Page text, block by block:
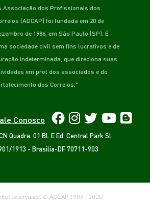
Associação dos Profissionais dos
(ADCAP) foi fundada em 20 de
de 1986, em São Paulo (SP). É
sociedade civil sem fins lucrativos e de
indeterminada, que direciona suas
em prol dos associados e do
dos Correios."
Conosco
Quadra. 01 Bl. E Ed. Central Park Sl.
1913 - Brasilia-DF 70711-903
reservados. © ADCAP 1986 - 2020